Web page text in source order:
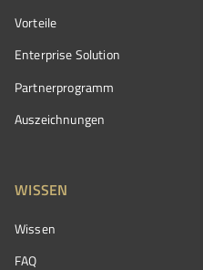
Vorteile
Enterprise Solution
Partnerprogramm
Auszeichnungen
WISSEN
Wissen
FAQ